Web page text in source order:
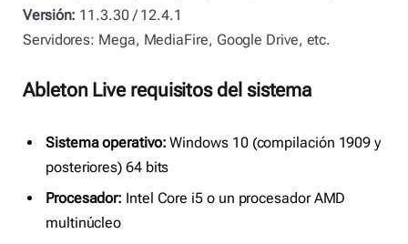
Versión: 11.3.30 / 12.4.1
Servidores: Mega, MediaFire, Google Drive, etc.
Ableton Live requisitos del sistema
Sistema operativo: Windows 10 (compilación 1909 y
posteriores) 64 bits
Procesador: Intel Core i5 o un procesador AMD
multinúcleo